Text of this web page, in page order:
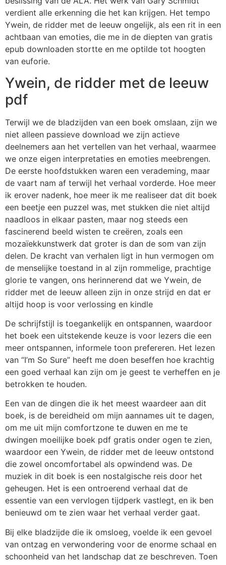
verdient alle erkenning die het kan krijgen. Het tempo
Ywein, de ridder met de leeuw ongelijk, als een rit in een
achtbaan van emoties, die me in de diepten van gratis
epub downloaden stortte en me optilde tot hoogten
van euforie.
Ywein, de ridder met de leeuw
pdf
Terwijl we de bladzijden van een boek omslaan, zijn we
niet alleen passieve download we zijn actieve
deelnemers aan het vertellen van het verhaal, waarmee
we onze eigen interpretaties en emoties meebrengen.
De eerste hoofdstukken waren een verademing, maar
de vaart nam af terwijl het verhaal vorderde. Hoe meer
ik erover nadenk, hoe meer ik me realiseer dat dit boek
een beetje een puzzel was, met stukken die niet altijd
naadloos in elkaar pasten, maar nog steeds een
fascinerend beeld wisten te creëren, zoals een
mozaïekkunstwerk dat groter is dan de som van zijn
delen. De kracht van verhalen ligt in hun vermogen om
de menselijke toestand in al zijn rommelige, prachtige
glorie te vangen, ons herinnerend dat we Ywein, de
ridder met de leeuw alleen zijn in onze strijd en dat er
altijd hoop is voor verlossing en kindle
De schrijfstijl is toegankelijk en ontspannen, waardoor
het boek een uitstekende keuze is voor lezers die een
meer ontspannen, informele toon prefereren. Het lezen
van “I’m So Sure” heeft me doen beseffen hoe krachtig
een goed verhaal kan zijn om je geest te verheffen en je
betrokken te houden.
Een van de dingen die ik het meest waardeer aan dit
boek, is de bereidheid om mijn aannames uit te dagen,
om me uit mijn comfortzone te duwen en me te
dwingen moeilijke boek pdf gratis onder ogen te zien,
waardoor een Ywein, de ridder met de leeuw ontstond
die zowel oncomfortabel als opwindend was. De
muziek in dit boek is een nostalgische reis door het
geheugen. Het is een ontroerend verhaal dat de
essentie van een vervlogen tijdperk vastlegt, en ik ben
benieuwd om te zien waar het verhaal verder gaat.
Bij elke bladzijde die ik omsloeg, voelde ik een gevoel
van ontzag en verwondering voor de enorme schaal en
schoonheid van het landschap dat ze beschreven. Toen